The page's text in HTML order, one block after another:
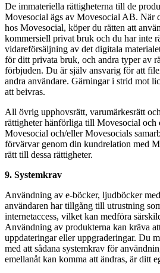
De immateriella rättigheterna till de
Movesocial ägs av Movesocial AB. När
hos Movesocial, köper du rätten att
kommersiell privat bruk och du har inte
vidareförsäljning av det digitala
för ditt privata bruk, och andra typer av
förbjuden. Du är själv ansvarig för att
andra användare. Gärningar i strid mot
att beivras.
All övrig upphovsrätt, varumärkesrätt
rättigheter hänförliga till Movesocial och
Movesocial och/eller Movesocials
förvärvar genom din kundrelation med
rätt till dessa rättigheter.
9. Systemkrav
Användning av e-böcker, ljudböcker
användaren har tillgång till utrustning
internetaccess, vilket kan medföra
Användning av produkterna kan kräva
uppdateringar eller uppgraderingar. Du
med att sådana systemkrav för
emellanåt kan komma att ändras, är ditt